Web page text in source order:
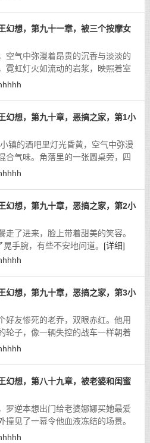
幻想，第九十一章，被三个按摩女
空气中弥漫着昂贵的沉香与淡淡的
霓虹灯火如流动的岩浆，映照着室
幻想，第九十章，恶搞之家，第1小
镇的酒吧里灯光昏黄，空气中弥漫
合气味。角落里的一张圆桌旁，四
赖地喝着啤酒。
幻想，第九十章，恶搞之家，第2小
了进来，脸上带着甜美的笑容。
手腕，有些不安地问道。 [详细]
幻想，第九十章，恶搞之家，第3小
好友惨死的老乔，双眼赤红。他用
轮子，像一辆失控的战车一样朝着
幻想，第八十九章，被老婆和闺蜜
罗逆本想出门给老婆娜娜买她最爱
撞见了一幕令他血液冻结的场景。